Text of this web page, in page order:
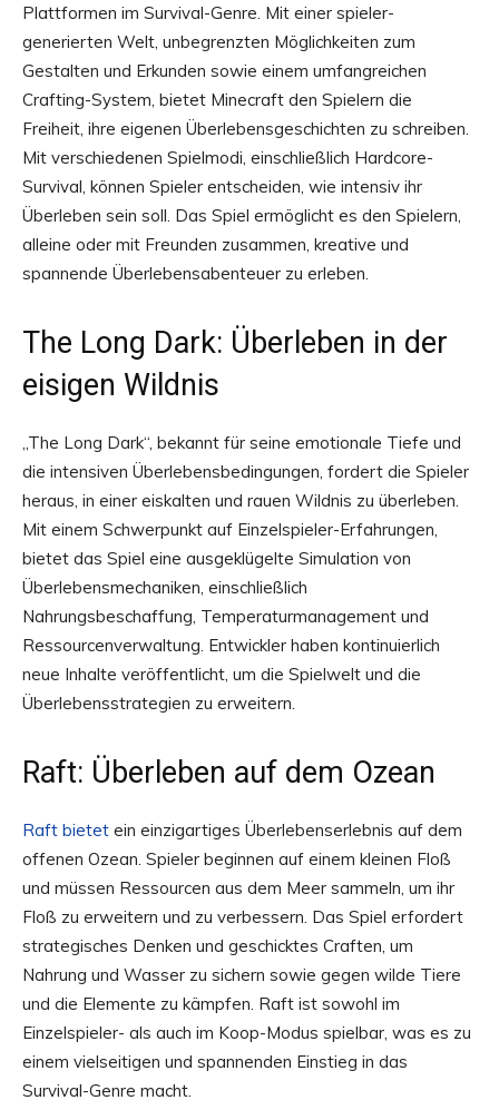
Plattformen im Survival-Genre. Mit einer spieler-
generierten Welt, unbegrenzten Möglichkeiten zum
Gestalten und Erkunden sowie einem umfangreichen
Crafting-System, bietet Minecraft den Spielern die
Freiheit, ihre eigenen Überlebensgeschichten zu schreiben.
Mit verschiedenen Spielmodi, einschließlich Hardcore-
Survival, können Spieler entscheiden, wie intensiv ihr
Überleben sein soll. Das Spiel ermöglicht es den Spielern,
alleine oder mit Freunden zusammen, kreative und
spannende Überlebensabenteuer zu erleben.
The Long Dark: Überleben in der
eisigen Wildnis
„The Long Dark“, bekannt für seine emotionale Tiefe und
die intensiven Überlebensbedingungen, fordert die Spieler
heraus, in einer eiskalten und rauen Wildnis zu überleben.
Mit einem Schwerpunkt auf Einzelspieler-Erfahrungen,
bietet das Spiel eine ausgeklügelte Simulation von
Überlebensmechaniken, einschließlich
Nahrungsbeschaffung, Temperaturmanagement und
Ressourcenverwaltung. Entwickler haben kontinuierlich
neue Inhalte veröffentlicht, um die Spielwelt und die
Überlebensstrategien zu erweitern.
Raft: Überleben auf dem Ozean
Raft bietet ein einzigartiges Überlebenserlebnis auf dem
offenen Ozean. Spieler beginnen auf einem kleinen Floß
und müssen Ressourcen aus dem Meer sammeln, um ihr
Floß zu erweitern und zu verbessern. Das Spiel erfordert
strategisches Denken und geschicktes Craften, um
Nahrung und Wasser zu sichern sowie gegen wilde Tiere
und die Elemente zu kämpfen. Raft ist sowohl im
Einzelspieler- als auch im Koop-Modus spielbar, was es zu
einem vielseitigen und spannenden Einstieg in das
Survival-Genre macht.